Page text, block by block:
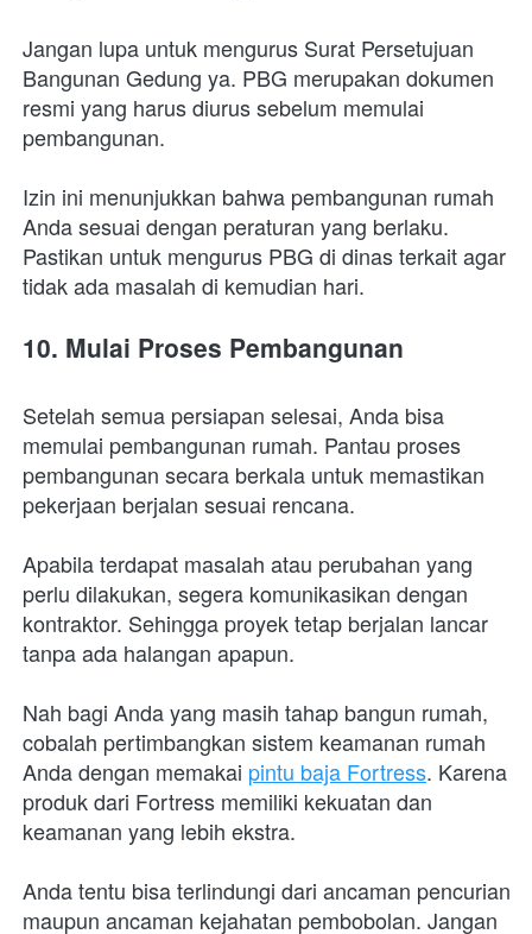
Jangan lupa untuk mengurus Surat Persetujuan
Bangunan Gedung ya. PBG merupakan dokumen
resmi yang harus diurus sebelum memulai
pembangunan.
Izin ini menunjukkan bahwa pembangunan rumah
Anda sesuai dengan peraturan yang berlaku.
Pastikan untuk mengurus PBG di dinas terkait agar
tidak ada masalah di kemudian hari.
10. Mulai Proses Pembangunan
Setelah semua persiapan selesai, Anda bisa
memulai pembangunan rumah. Pantau proses
pembangunan secara berkala untuk memastikan
pekerjaan berjalan sesuai rencana.
Apabila terdapat masalah atau perubahan yang
perlu dilakukan, segera komunikasikan dengan
kontraktor. Sehingga proyek tetap berjalan lancar
tanpa ada halangan apapun.
Nah bagi Anda yang masih tahap bangun rumah,
cobalah pertimbangkan sistem keamanan rumah
Anda dengan memakai pintu baja Fortress. Karena
produk dari Fortress memiliki kekuatan dan
keamanan yang lebih ekstra.
Anda tentu bisa terlindungi dari ancaman pencurian
maupun ancaman kejahatan pembobolan. Jangan